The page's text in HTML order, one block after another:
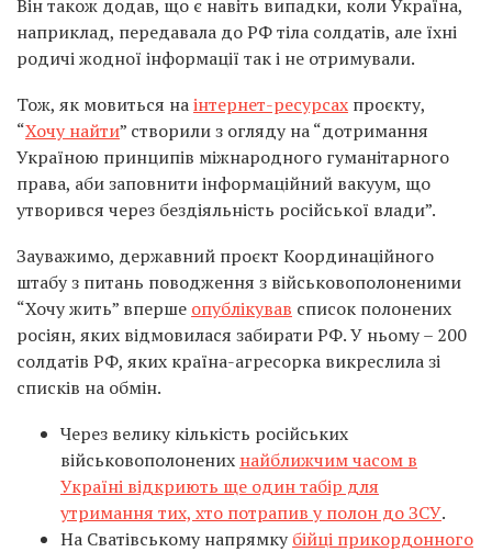
Він також додав, що є навіть випадки, коли Україна,
наприклад, передавала до РФ тіла солдатів, але їхні
родичі жодної інформації так і не отримували.
Тож, як мовиться наінтернет-ресурсах проєкту,
“Хочу найти” створили з огляду на “дотримання
Україною принципів міжнародного гуманітарного
права, аби заповнити інформаційний вакуум, що
утворився через бездіяльність російської влади”.
Зауважимо, державний проєкт Координаційного
штабу з питань поводження з військовополоненими
“Хочу жить” вперше опублікував список полонених
росіян, яких відмовилася забирати РФ. У ньому – 200
солдатів РФ, яких країна-агресорка викреслила зі
списків на обмін.
Через велику кількість російських
військовополонених найближчим часом в
Україні відкриють ще один табір для
утримання тих, хто потрапив у полон до ЗСУ.
На Сватівському напрямкубійці прикордонного